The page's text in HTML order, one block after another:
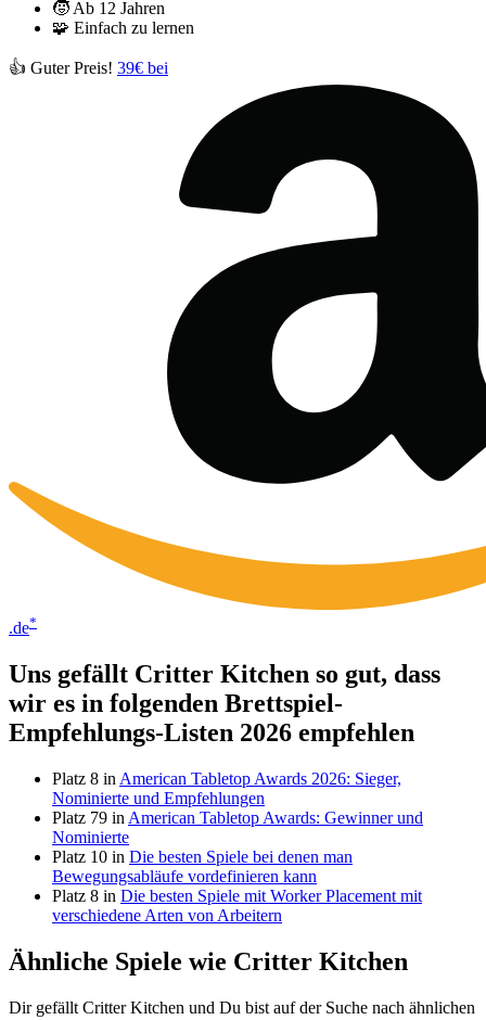
🧒 Ab 12 Jahren
🧩 Einfach zu lernen
👍 Guter Preis! 39€ bei
.de*
Uns gefällt Critter Kitchen so gut, dass
wir es in folgenden Brettspiel-
Empfehlungs-Listen 2026 empfehlen
Platz 8 in American Tabletop Awards 2026: Sieger,
Nominierte und Empfehlungen
Platz 79 in American Tabletop Awards: Gewinner und
Nominierte
Platz 10 in Die besten Spiele bei denen man
Bewegungsabläufe vordefinieren kann
Platz 8 in Die besten Spiele mit Worker Placement mit
verschiedene Arten von Arbeitern
Ähnliche Spiele wie Critter Kitchen
Dir gefällt Critter Kitchen und Du bist auf der Suche nach ähnlichen